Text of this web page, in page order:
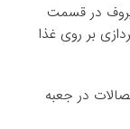
در قسمت
بر روی غذا
در جعبه